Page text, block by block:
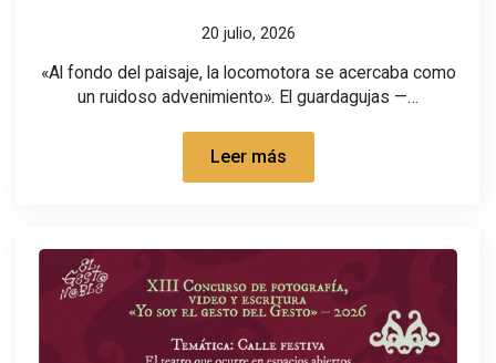
20 julio, 2026
«Al fondo del paisaje, la locomotora se acercaba como
un ruidoso advenimiento». El guardagujas —…
Leer más